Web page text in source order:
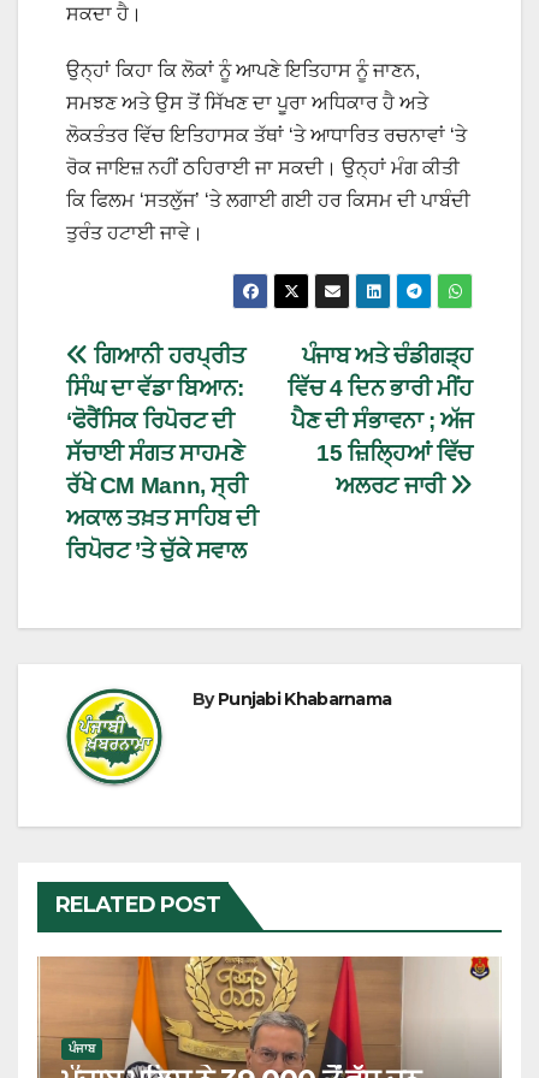
ਸਕਦਾ ਹੈ।
ਉਨ੍ਹਾਂ ਕਿਹਾ ਕਿ ਲੋਕਾਂ ਨੂੰ ਆਪਣੇ ਇਤਿਹਾਸ ਨੂੰ ਜਾਣਨ,
ਸਮਝਣ ਅਤੇ ਉਸ ਤੋਂ ਸਿੱਖਣ ਦਾ ਪੂਰਾ ਅਧਿਕਾਰ ਹੈ ਅਤੇ
ਲੋਕਤੰਤਰ ਵਿੱਚ ਇਤਿਹਾਸਕ ਤੱਥਾਂ ‘ਤੇ ਆਧਾਰਿਤ ਰਚਨਾਵਾਂ ‘ਤੇ
ਰੋਕ ਜਾਇਜ਼ ਨਹੀਂ ਠਹਿਰਾਈ ਜਾ ਸਕਦੀ। ਉਨ੍ਹਾਂ ਮੰਗ ਕੀਤੀ
ਕਿ ਫਿਲਮ ‘ਸਤਲੁੱਜ’ ‘ਤੇ ਲਗਾਈ ਗਈ ਹਰ ਕਿਸਮ ਦੀ ਪਾਬੰਦੀ
ਤੁਰੰਤ ਹਟਾਈ ਜਾਵੇ।
ਪੰਜਾਬ ਅਤੇ ਚੰਡੀਗੜ੍ਹ
ਵਿੱਚ 4 ਦਿਨ ਭਾਰੀ ਮੀਂਹ
ਪੈਣ ਦੀ ਸੰਭਾਵਨਾ ; ਅੱਜ
15 ਜ਼ਿਲ੍ਹਿਆਂ ਵਿੱਚ
ਅਲਰਟ ਜਾਰੀ
ਗਿਆਨੀ ਹਰਪ੍ਰੀਤ
ਸਿੰਘ ਦਾ ਵੱਡਾ ਬਿਆਨ:
‘ਫੋਰੈਂਸਿਕ ਰਿਪੋਰਟ ਦੀ
ਸੱਚਾਈ ਸੰਗਤ ਸਾਹਮਣੇ
ਰੱਖੇ CM Mann, ਸ੍ਰੀ
ਅਕਾਲ ਤਖ਼ਤ ਸਾਹਿਬ ਦੀ
ਰਿਪੋਰਟ ’ਤੇ ਚੁੱਕੇ ਸਵਾਲ
ByPunjabi Khabarnama
RELATED POST
ਪੰਜਾਬ